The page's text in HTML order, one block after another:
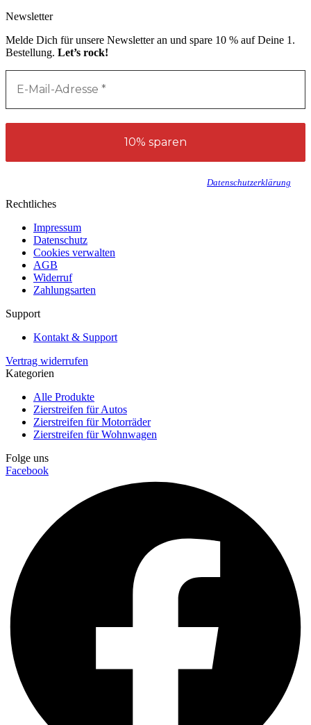
Newsletter
Melde Dich für unsere Newsletter an und spare 10 % auf Deine 1.
Bestellung. Let’s rock!
Datenschutzerklärung
Rechtliches
Impressum
Datenschutz
Cookies verwalten
AGB
Widerruf
Zahlungsarten
Support
Kontakt & Support
Vertrag widerrufen
Kategorien
Alle Produkte
Zierstreifen für Autos
Zierstreifen für Motorräder
Zierstreifen für Wohnwagen
Folge uns
Facebook